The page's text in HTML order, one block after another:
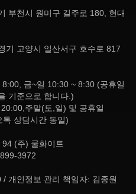
부천시 원미구 길주로 180, 현대
기 고양시 일산서구 호수로 817
금~일 10:30 ~ 8:30 (공휴일
기준으로 합니다.)
주말(토,일) 및 공휴일
상담시간 동일)
(주) 쿨화이트
3972
개인정보 관리 책임자: 김종원